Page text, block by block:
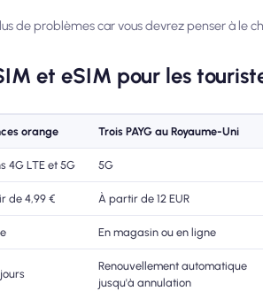
de problèmes car vous devrez penser à le
et eSIM pour les
orange Trois PAYG au Royaume-Uni
4G LTE et 5G 5G
de 4,99 € À partir de 12 EUR
En magasin ou en ligne
Renouvellement automatique
jusqu'à annulation